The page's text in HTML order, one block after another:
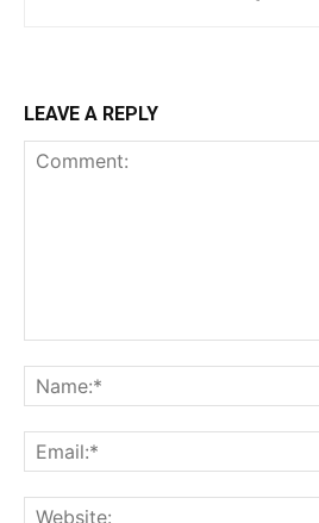
LEAVE A REPLY